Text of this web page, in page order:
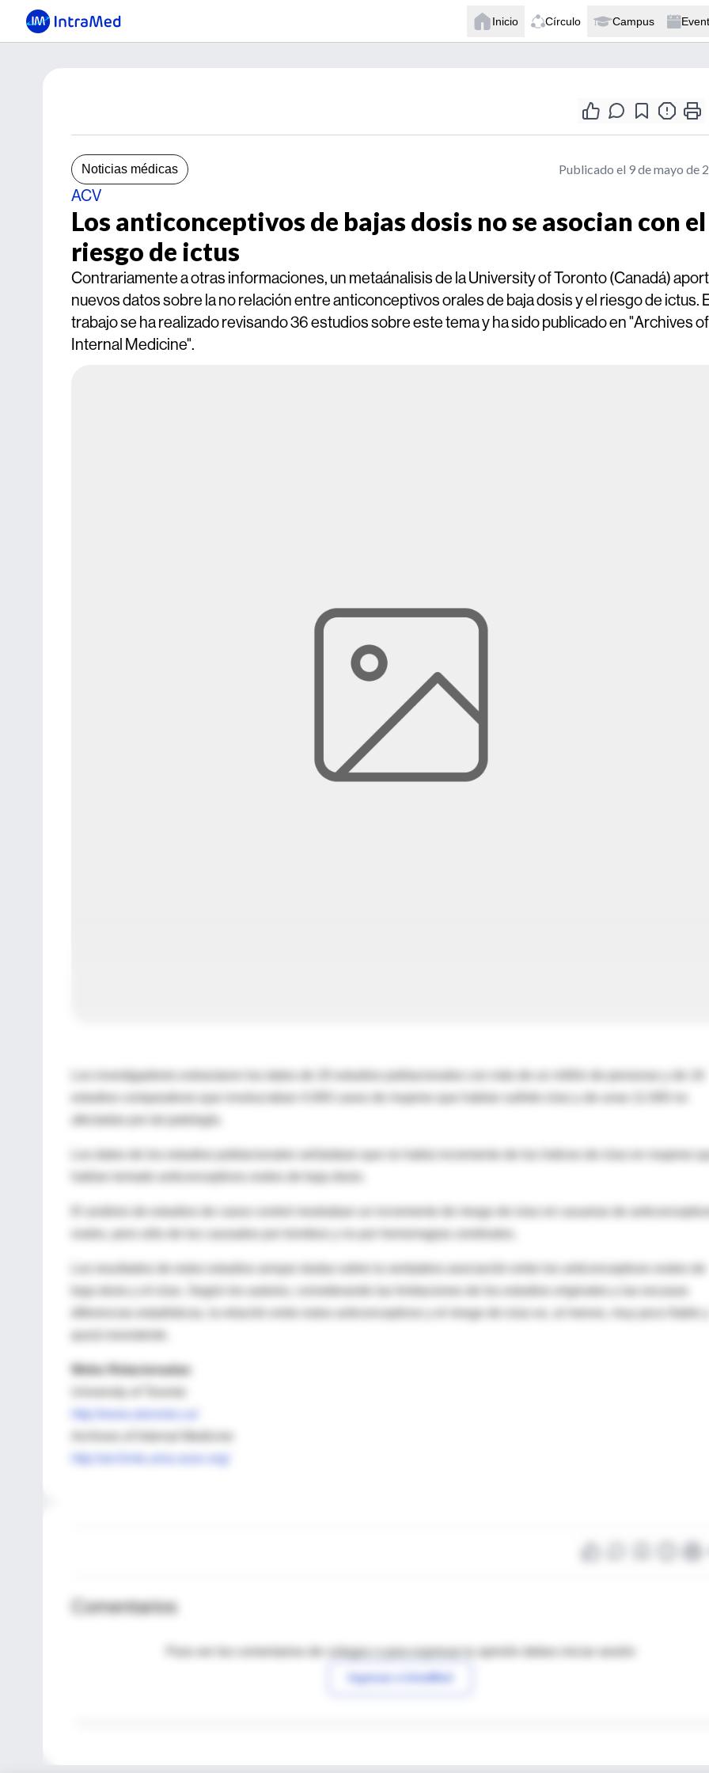
Inicio Círculo Campus
Noticias médicas Publicado el 9 de mayo de
ACV
Los anticonceptivos de bajas dosis no se asocian con el
riesgo de ictus
Contrariamente a otras informaciones, un metaánalisis de la University of Toronto (Canadá)
nuevos datos sobre la no relación entre anticonceptivos orales de baja dosis y el riesgo de ictus.
trabajo se ha realizado revisando 36 estudios sobre este tema y ha sido publicado en "Archives of
Internal Medicine".
Los investigadores extractaron los datos de 20 estudios poblacionales con más de un millón de personas y de 16
afectadas por tal patología.
habían tomado anticonceptivos orales de baja dosis.
El análisis de estudios de casos control mostraban un incremento de riesgo de ictus en usuarias de
orales, pero sólo de los causados por trombos y no por hemorragias cerebrales.
baja dosis y el ictus. Según los autores, considerando las limitaciones de los estudios originales y las escasas
diferencias estadísticas, la relación entre estos anticonceptivos y el riesgo de ictus es, al menos, muy poco fiable y
Webs Relacionadas
Comentarios
Para ver los comentarios de colegas o para expresar tu opinión debes iniciar sesión
Ingresar a IntraMed